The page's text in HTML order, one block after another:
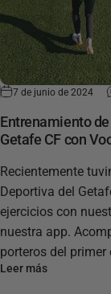
7 de junio de 2024
Entrenamiento
Getafe CF con
Recientemente
Deportiva del
ejercicios con
nuestra app.
porteros del
Leer más